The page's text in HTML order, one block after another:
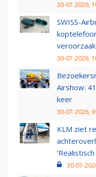
30-07-2026,
SWISS-
30-07-2026,
Airshow:
keer
30-07-2026,
KLM ziet
30-07-